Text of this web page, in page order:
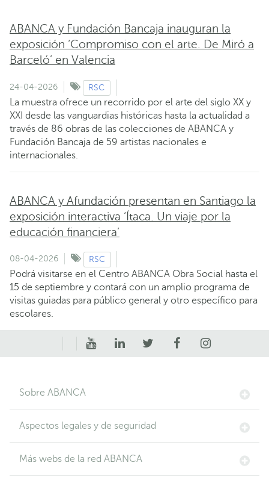
ABANCA y Fundación Bancaja inauguran la
exposición ‘Compromiso con el arte. De Miró a
Barceló’ en Valencia
24-04-2026 RSC
La muestra ofrece un recorrido por el arte del siglo XX y
XXI desde las vanguardias históricas hasta la actualidad a
través de 86 obras de las colecciones de ABANCA y
Fundación Bancaja de 59 artistas nacionales e
internacionales.
ABANCA y Afundación presentan en Santiago la
exposición interactiva ‘Ítaca. Un viaje por la
educación financiera’
08-04-2026 RSC
Podrá visitarse en el Centro ABANCA Obra Social hasta el
15 de septiembre y contará con un amplio programa de
visitas guiadas para público general y otro específico para
escolares.
Sobre ABANCA
Aspectos legales y de seguridad
Más webs de la red ABANCA